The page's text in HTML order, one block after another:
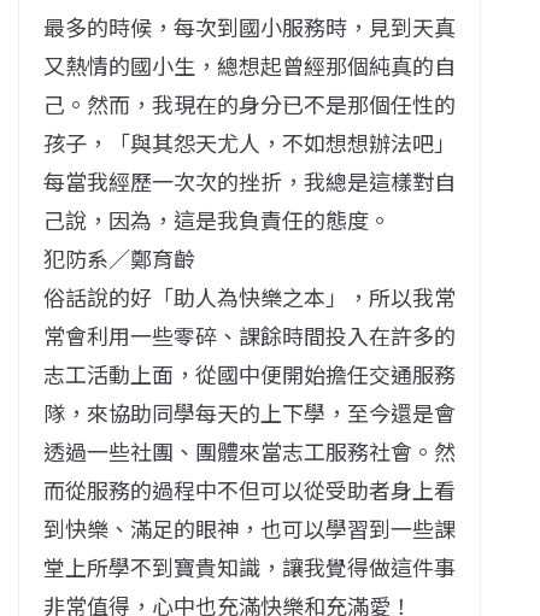
最多的時候，每次到國小服務時，見到天真
又熱情的國小生，總想起曾經那個純真的自
己。然而，我現在的身分已不是那個任性的
孩子，「與其怨天尤人，不如想想辦法吧」
每當我經歷一次次的挫折，我總是這樣對自
己說，因為，這是我負責任的態度。
犯防系／鄭育齡
俗話說的好「助人為快樂之本」，所以我常
常會利用一些零碎、課餘時間投入在許多的
志工活動上面，從國中便開始擔任交通服務
隊，來協助同學每天的上下學，至今還是會
透過一些社團、團體來當志工服務社會。然
而從服務的過程中不但可以從受助者身上看
到快樂、滿足的眼神，也可以學習到一些課
堂上所學不到寶貴知識，讓我覺得做這件事
非常值得，心中也充滿快樂和充滿愛！